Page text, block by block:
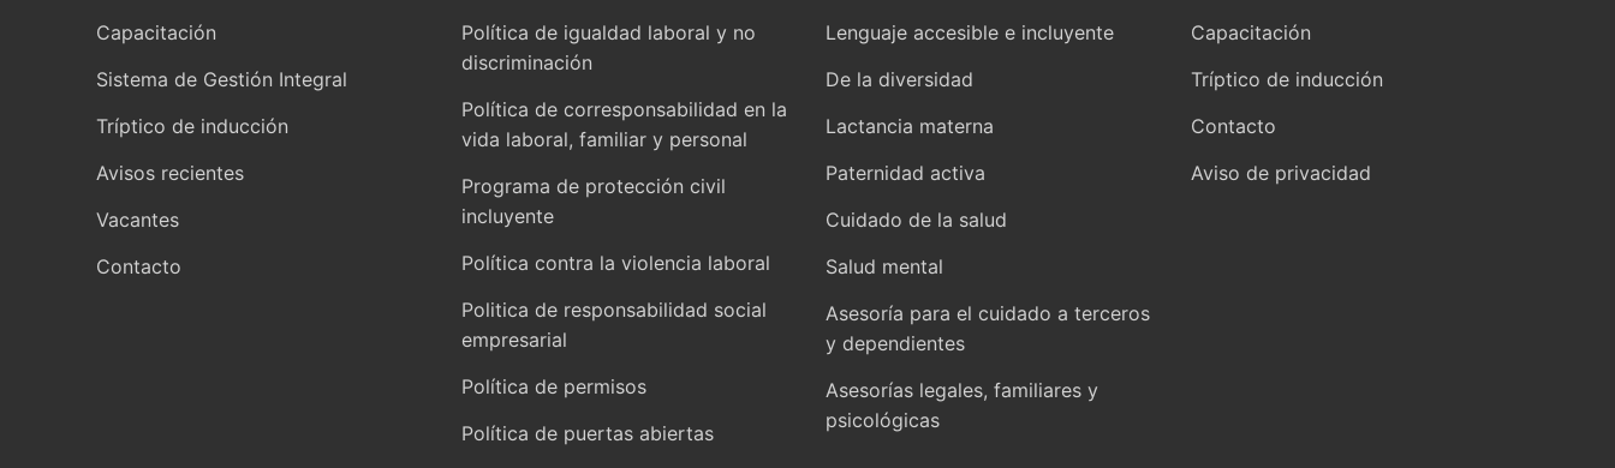
Capacitación
Sistema de Gestión Integral
Tríptico de inducción
Avisos recientes
Vacantes
Contacto
Política de igualdad laboral y no
discriminación
Política de corresponsabilidad en la
vida laboral, familiar y personal
Programa de protección civil
incluyente
Política contra la violencia laboral
Politica de responsabilidad social
empresarial
Política de permisos
Política de puertas abiertas
Lenguaje accesible e incluyente
De la diversidad
Lactancia materna
Paternidad activa
Cuidado de la salud
Salud mental
Asesoría para el cuidado a terceros
y dependientes
Asesorías legales, familiares y
psicológicas
Capacitación
Tríptico de inducción
Contacto
Aviso de privacidad